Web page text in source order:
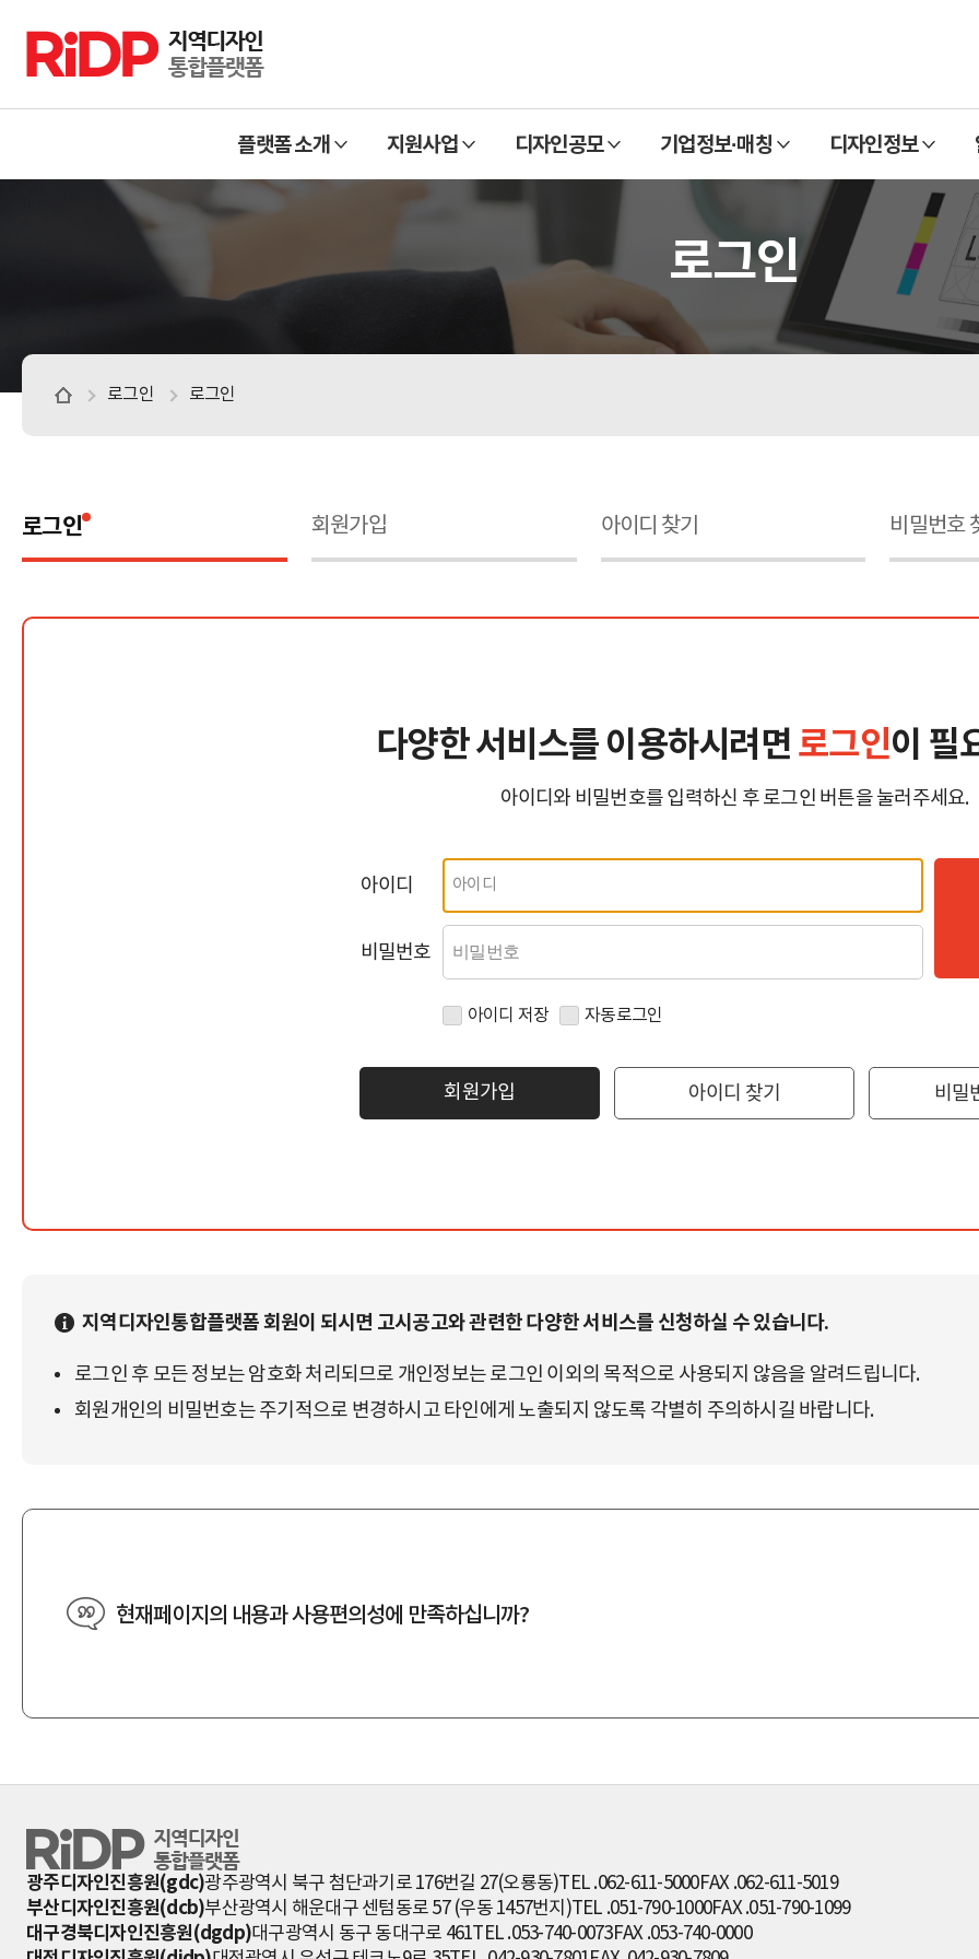
RiDP 지역디자인 통합플랫폼
플랫폼 소개
열
기
지원사업
열
기
디자인공모
열
기
기업정보·매칭
열
기
디자인정보
열
기
로그인
로그인 로그인
로그인 회원가입 아이디 찾기 비밀번호
다양한 서비스를 이용하시려면 로그인이 필
아이디와 비밀번호를 입력하신 후 로그인 버튼을 눌러주세요.
아이디
비밀번호
아이디 저장 자동로그인
회원가입 아이디 찾기 비밀
지역디자인통합플랫폼 회원이 되시면 고시공고와 관련한 다양한 서비스를 신청하실 수 있습니다.
로그인 후 모든 정보는 암호화 처리되므로 개인정보는 로그인 이외의 목적으로 사용되지 않음을 알려드립니다.
회원개인의 비밀번호는 주기적으로 변경하시고 타인에게 노출되지 않도록 각별히 주의하시길 바랍니다.
현재페이지의 내용과 사용편의성에 만족하십니까?
RiDP 지역디자인 통합플랫폼
광주디자인진흥원(gdc)광주광역시 북구 첨단과기로 176번길 27(오룡동)TEL .062-611-5000FAX .062-611-5019
부산디자인진흥원(dcb)부산광역시 해운대구 센텀동로 57 (우동 1457번지)TEL .051-790-1000FAX .051-790-1099
대구경북디자인진흥원(dgdp)대구광역시 동구 동대구로 461TEL .053-740-0073FAX .053-740-0000